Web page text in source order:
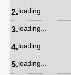
2.loading...
3.loading...
4.loading...
5.loading...